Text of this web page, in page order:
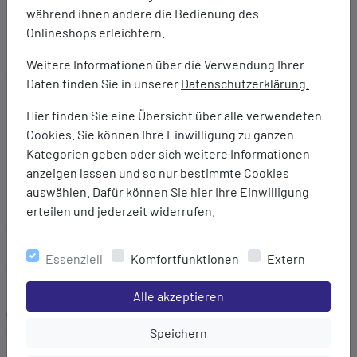
während ihnen andere die Bedienung des
Onlineshops erleichtern.
Weitere Informationen über die Verwendung Ihrer
Daten finden Sie in unserer Datenschutzerklärung.
Hier finden Sie eine Übersicht über alle verwendeten
Cookies. Sie können Ihre Einwilligung zu ganzen
Kategorien geben oder sich weitere Informationen
anzeigen lassen und so nur bestimmte Cookies
auswählen. Dafür können Sie hier Ihre Einwilligung
erteilen und jederzeit widerrufen.
Essenziell Komfortfunktionen Extern
Einstellungen speichern für die Gruppe
Alle akzeptieren
Einstellungen speichern für die
Speichern
DETAILS ZUM PRODUKT
Ausstattung:
Leichtes, gewebtes Ultra-Stretch-Polyestergewebe mit
strukturierten Ripstop-Einsätzen - Ilus Lite
Hochbeständige wasserabweisende Beschichtung
Angeschnittene Kapuze
Elastische Ärmelbündchen
Abgerundet durch praktische Reißverschlusstaschen
Gewicht: